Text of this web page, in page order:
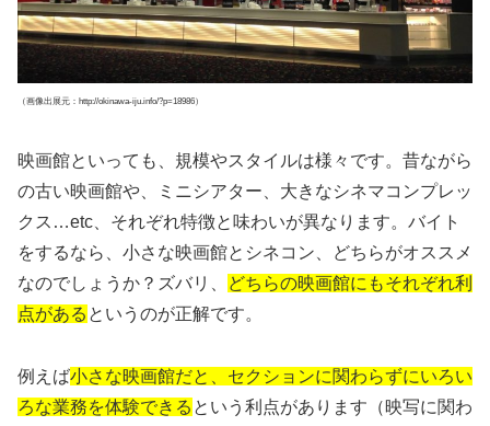
（画像出展元：http://okinawa-iju.info/?p=18986）
映画館といっても、規模やスタイルは様々です。昔ながら
の古い映画館や、ミニシアター、大きなシネマコンプレッ
クス…etc、それぞれ特徴と味わいが異なります。バイト
をするなら、小さな映画館とシネコン、どちらがオススメ
なのでしょうか？ズバリ、
どちらの映画館にもそれぞれ利
点がある というのが正解です。
例えば小さな映画館だと、セクションに関わらずにいろい
ろな業務を体験できる という利点があります（映写に関わ